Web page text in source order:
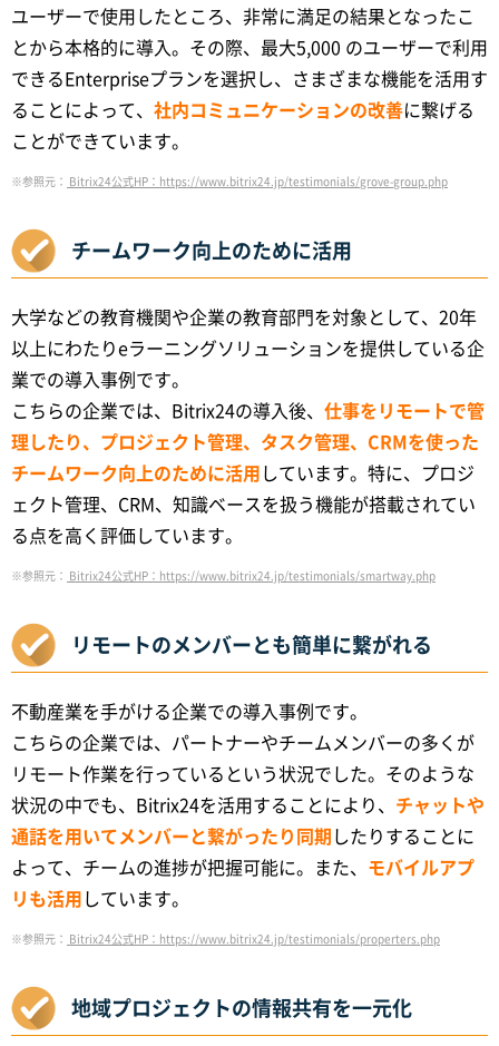
ユーザーで使用したところ、非常に満足の結果となったこ
とから本格的に導入。その際、最大5,000 のユーザーで利用
できるEnterpriseプランを選択し、さまざまな機能を活用す
ることによって、 社内コミュニケーションの改善に繋げる
ことができています。
※参照元： Bitrix24公式HP：https://www.bitrix24.jp/testimonials/grove-group.php
チームワーク向上のために活用
大学などの教育機関や企業の教育部門を対象として、20年
以上にわたりeラーニングソリューションを提供している企
業での導入事例です。
こちらの企業では、Bitrix24の導入後、 仕事をリモートで管
理したり、プロジェクト管理、タスク管理、CRMを使った
チームワーク向上のために活用しています。特に、プロジ
ェクト管理、CRM、知識ベースを扱う機能が搭載されてい
る点を高く評価しています。
※参照元： Bitrix24公式HP：https://www.bitrix24.jp/testimonials/smartway.php
リモートのメンバーとも簡単に繋がれる
不動産業を手がける企業での導入事例です。
こちらの企業では、パートナーやチームメンバーの多くが
リモート作業を行っているという状況でした。そのような
状況の中でも、Bitrix24を活用することにより、 チャットや
通話を用いてメンバーと繋がったり同期したりすることに
よって、チームの進捗が把握可能に。また、 モバイルアプ
リも活用しています。
※参照元： Bitrix24公式HP：https://www.bitrix24.jp/testimonials/properters.php
地域プロジェクトの情報共有を一元化